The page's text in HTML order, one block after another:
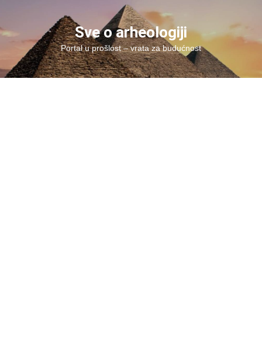
content
Sve o arheologiji
Portal u prošlost – vrata za budućnost